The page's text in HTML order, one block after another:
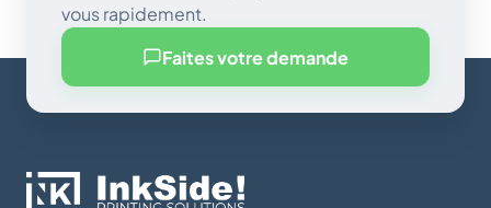
vous rapidement.
Faites votre demande